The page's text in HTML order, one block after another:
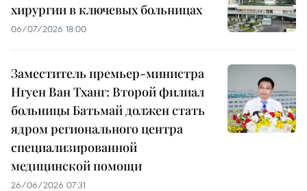
хирургии в ключевых больницах
06/07/2026 18:00
Заместитель премьер-министра
Нгуен Ван Тханг: Второй филиал
больницы Батьмай должен стать
ядром регионального центра
специализированной
медицинской помощи
26/06/2026 07:31